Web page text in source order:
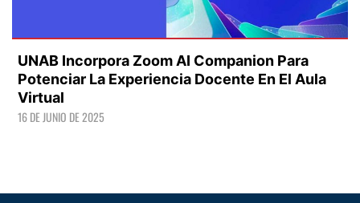
UNAB Incorpora Zoom AI Companion Para
Potenciar La Experiencia Docente En El Aula
Virtual
16 DE JUNIO DE 2025